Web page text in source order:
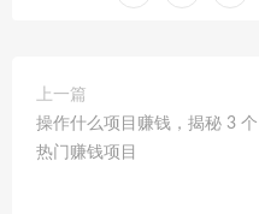
上一篇
操作什么项目赚钱，揭秘 3 个
热门赚钱项目